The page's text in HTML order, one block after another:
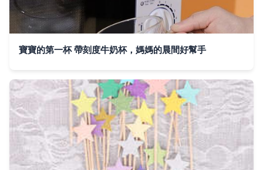
寶寶的第一杯 帶刻度牛奶杯，媽媽的晨間好幫手